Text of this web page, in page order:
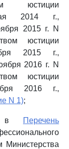
юстиции
2014 г.,
2015 г. N
юстиции
2015 г.,
2016 г. N
юстиции
2016 г.,
N 1);
в
Перечень
Министерства